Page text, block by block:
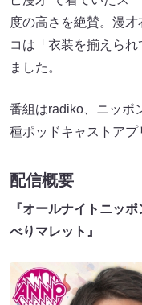
度の高さを絶賛。漫
コは「衣装を揃えら
ました。
番組はradiko、ニッポ
種ポッドキャストアプ
配信概要
『オールナイトニッ
べりマレット』